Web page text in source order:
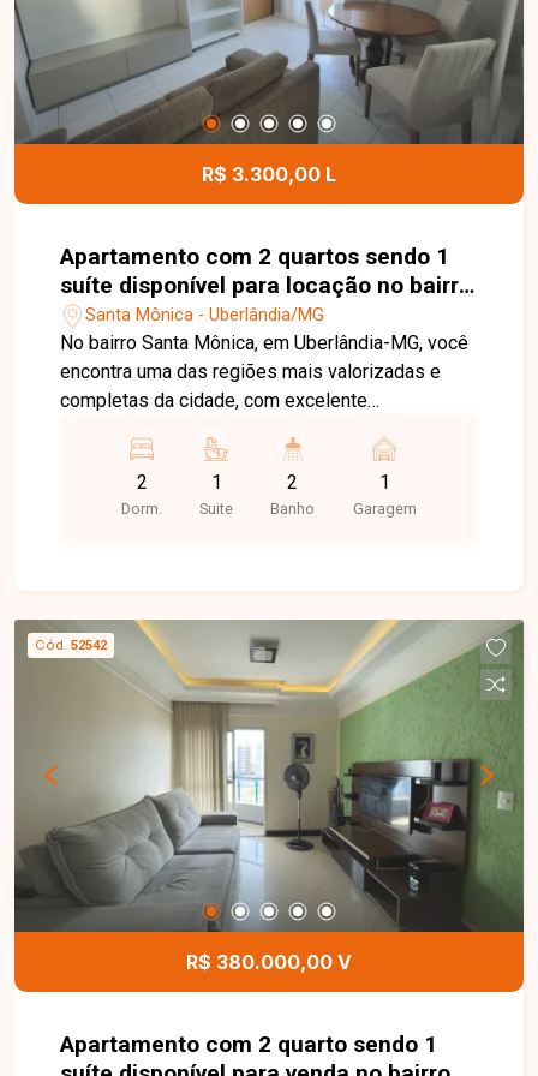
bem localizado, com grande potencial de
valorização e pronto para receber o projeto dos
seus sonhos. Entre em contato e agende uma
visita para conhecer todos os detalhes deste
imóvel.
R$ 3.300,00 L
Apartamento com 2 quartos sendo 1
suíte disponível para locação no bairro
Santa Mônica em Uberlândia-MG
Santa Mônica - Uberlândia/MG
No bairro Santa Mônica, em Uberlândia-MG, você
encontra uma das regiões mais valorizadas e
completas da cidade, com excelente
avenidas, proximidade com a Universidade
Federal de Uberlândia, além de supermercados,
restaurantes, farmácias e diversos serviços,
sacada, 2 quartos com armários, cama, mesa de
apoio e ar-condicionado, banheiro social, cozinha
completa com armários, cooktop, geladeira, forno
elétrico e micro-ondas, área de serviço com
máquina de lavar e 1 vaga de garagem coberta.
Um imóvel pronto para morar, ideal para quem
busca conforto, praticidade e ambientes bem
equipados. Uma excelente oportunidade para
quem deseja um apartamento mobiliado em uma
localização privilegiada, com toda a comodidade
para mudar sem preocupações. Entre em contato
e agende sua visita para conhecer este imóvel.
2
Dorm.
1
Suite
2
Banho
1
Garagem
Cód. 52542
R$ 380.000,00 V
Apartamento com 2 quarto sendo 1